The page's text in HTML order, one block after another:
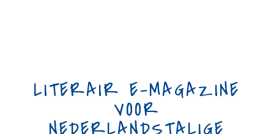
LITERAIR E-MAGAZINE
VOOR